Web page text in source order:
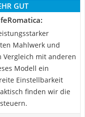
GUT
Mahlwerk und
Vergleich mit anderen
Modell ein
Einstellbarkeit
finden wir die